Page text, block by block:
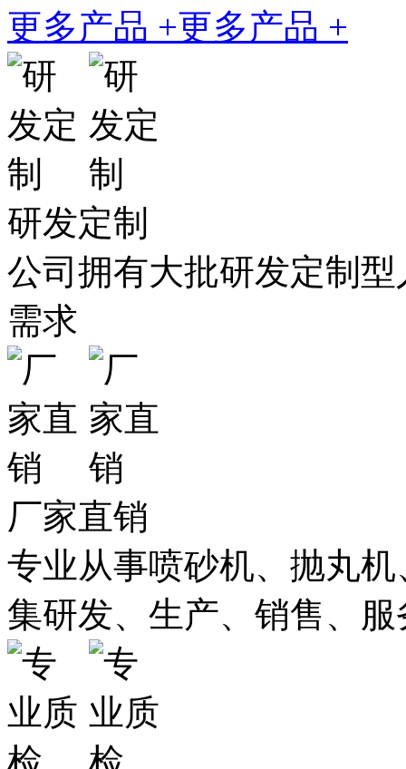
更多产品 +更多产品 +
研发定制
公司拥有大批研发定制
需求
厂家直销
专业从事喷砂机、抛丸
集研发、生产、销售、